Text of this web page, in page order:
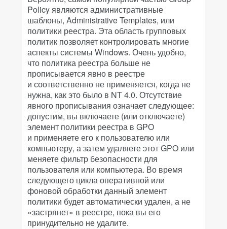
Policy являются административные
шаблоны, Administrative Templates, или
политики реестра. Эта область групповых
политик позволяет контролировать многие
аспекты системы Windows. Очень удобно,
что политика реестра больше не
прописывается явно в реестре
и соответственно не применяется, когда не
нужна, как это было в NT 4.0. Отсутствие
явного прописывания означает следующее:
допустим, вы включаете (или отключаете)
элемент политики реестра в GPO
и применяете его к пользователю или
компьютеру, а затем удаляете этот GPO или
меняете фильтр безопасности для
пользователя или компьютера. Во время
следующего цикла оперативной или
фоновой обработки данный элемент
политики будет автоматически удален, а не
«застрянет» в реестре, пока вы его
принудительно не удалите.